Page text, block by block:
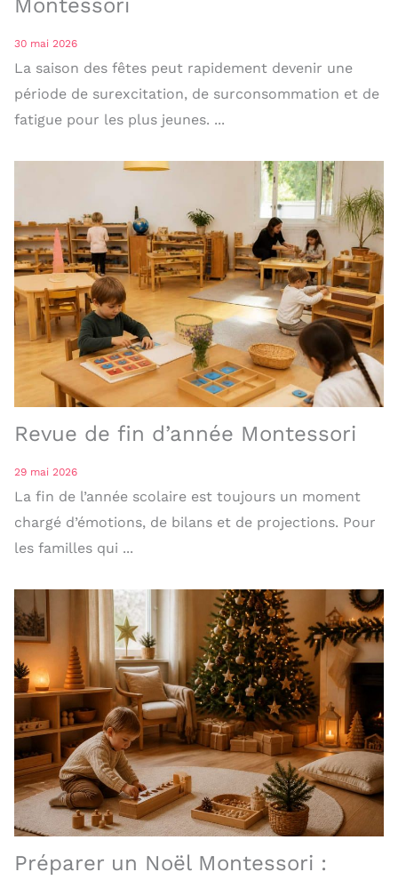
Montessori
30 mai 2026
La saison des fêtes peut rapidement devenir une
période de surexcitation, de surconsommation et de
fatigue pour les plus jeunes. ...
Revue de fin d’année Montessori
29 mai 2026
La fin de l’année scolaire est toujours un moment
chargé d’émotions, de bilans et de projections. Pour
les familles qui ...
Préparer un Noël Montessori :